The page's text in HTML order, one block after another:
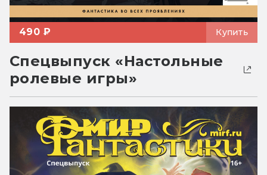
490 ₽ Купить
Спецвыпуск «Настольные
ролевые игры»